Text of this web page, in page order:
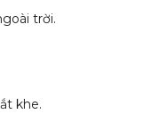
trời.
khe.